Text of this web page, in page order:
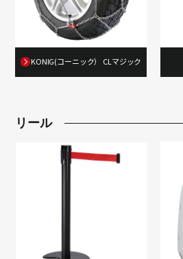
KONIG(コーニック） CLマジック
リール